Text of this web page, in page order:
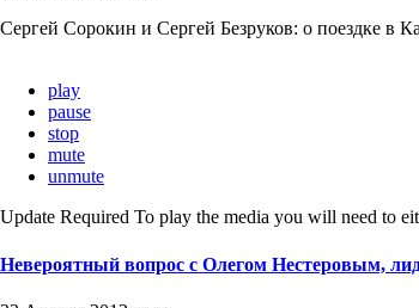
Сергей Сорокин и Сергей Безруков: о поездке в
play
pause
stop
mute
unmute
Update Required To play the media you will need to
Невероятный вопрос с Олегом Нестеровым,